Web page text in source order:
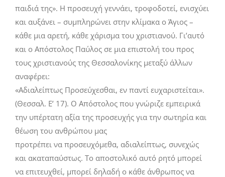
παιδιά της». Η προσευχή γεννάει, τροφοδοτεί, ενισχύει
και αυξάνει – συμπληρώνει στην κλίμακα ο Άγιος –
κάθε μια αρετή, κάθε χάρισμα του χριστιανού. Γι’αυτό
και ο Απόστολος Παύλος σε μια επιστολή του προς
τους χριστιανούς της Θεσσαλονίκης μεταξύ άλλων
αναφέρει:
«Αδιαλείπτως Προσεύχεσθαι, εν παντί ευχαριστείται».
(Θεσσαλ. Ε’ 17). Ο Απόστολος που γνώριζε εμπειρικά
την υπέρτατη αξία της προσευχής για την σωτηρία και
θέωση του ανθρώπου μας
προτρέπει να προσευχόμεθα, αδιαλείπτως, συνεχώς
και ακαταπαύστως. Το αποστολικό αυτό ρητό μπορεί
να επιτευχθεί, μπορεί δηλαδή ο κάθε άνθρωπος να